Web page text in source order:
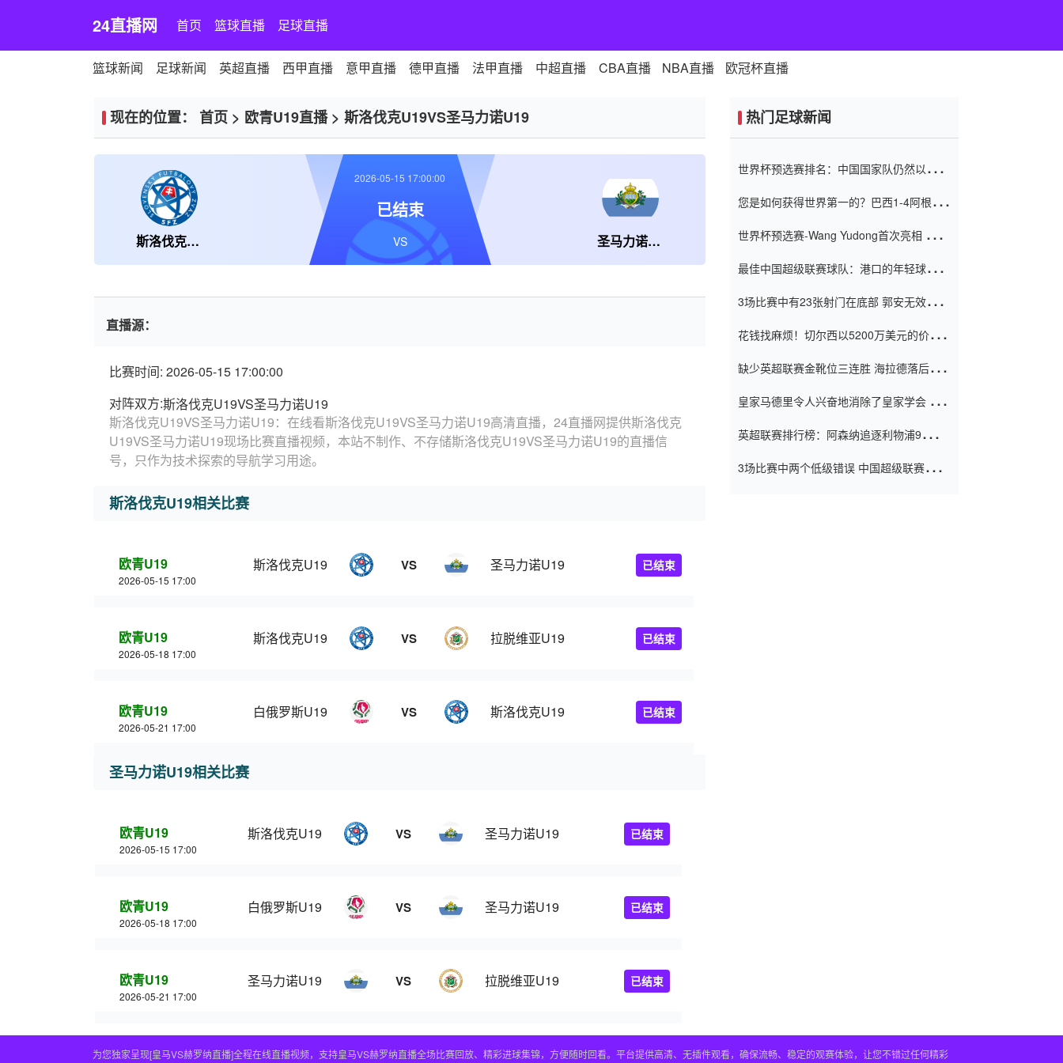
24直播网 首页 篮球直播 足球直播
篮球新闻 足球新闻 英超直播 西甲直播 意甲直播 德甲直播 法甲直播 中超直播 CBA直播 NBA直播 欧冠杯直播
现在的位置： 首页 > 欧青U19直播> 斯洛伐克U19VS圣马力诺U19
斯洛伐克U19 圣马力诺U19
2026-05-15 17:00:00
已结束
VS
直播源：
比赛时间: 2026-05-15 17:00:00
对阵双方:斯洛伐克U19VS圣马力诺U19
斯洛伐克U19VS圣马力诺U19：在线看斯洛伐克U19VS圣马力诺U19高清直播，24直播网提供斯洛伐克
U19VS圣马力诺U19现场比赛直播视频，本站不制作、不存储斯洛伐克U19VS圣马力诺U19的直播信
号，只作为技术探索的导航学习用途。
斯洛伐克U19相关比赛
欧青U19
2026-05-15 17:00
斯洛伐克U19 VS 圣马力诺U19 已结束
欧青U19
2026-05-18 17:00
斯洛伐克U19 VS 拉脱维亚U19 已结束
欧青U19
2026-05-21 17:00
白俄罗斯U19 VS 斯洛伐克U19 已结束
圣马力诺U19相关比赛
欧青U19
2026-05-15 17:00
斯洛伐克U19 VS 圣马力诺U19 已结束
欧青U19
2026-05-18 17:00
白俄罗斯U19 VS 圣马力诺U19 已结束
欧青U19
2026-05-21 17:00
圣马力诺U19 VS 拉脱维亚U19 已结束
热门足球新闻
世界杯预选赛排名：中国国家队仍然以6分
您是如何获得世界第一的？巴西1-4阿根
世界杯预选赛-Wang Yudong首次亮相 中国
最佳中国超级联赛球队：港口的年轻球员在
（Taishan）
3场比赛中有23张射门在底部 郭安无效传球
花钱找麻烦！切尔西以5200万美元的价格
窗口
缺少英超联赛金靴位三连胜 海拉德落后6球
皇家马德里令人兴奋地消除了皇家学会 安
英超联赛排行榜：阿森纳追逐利物浦9分 曼
3场比赛中两个低级错误 中国超级联赛的前
为您独家呈现[皇马VS赫罗纳直播]全程在线直播视频，支持皇马VS赫罗纳直播全场比赛回放、精彩进球集锦，方便随时回看。平台提供高清、无插件观看，确保流畅、稳定的观赛体验，让您不错过任何精彩